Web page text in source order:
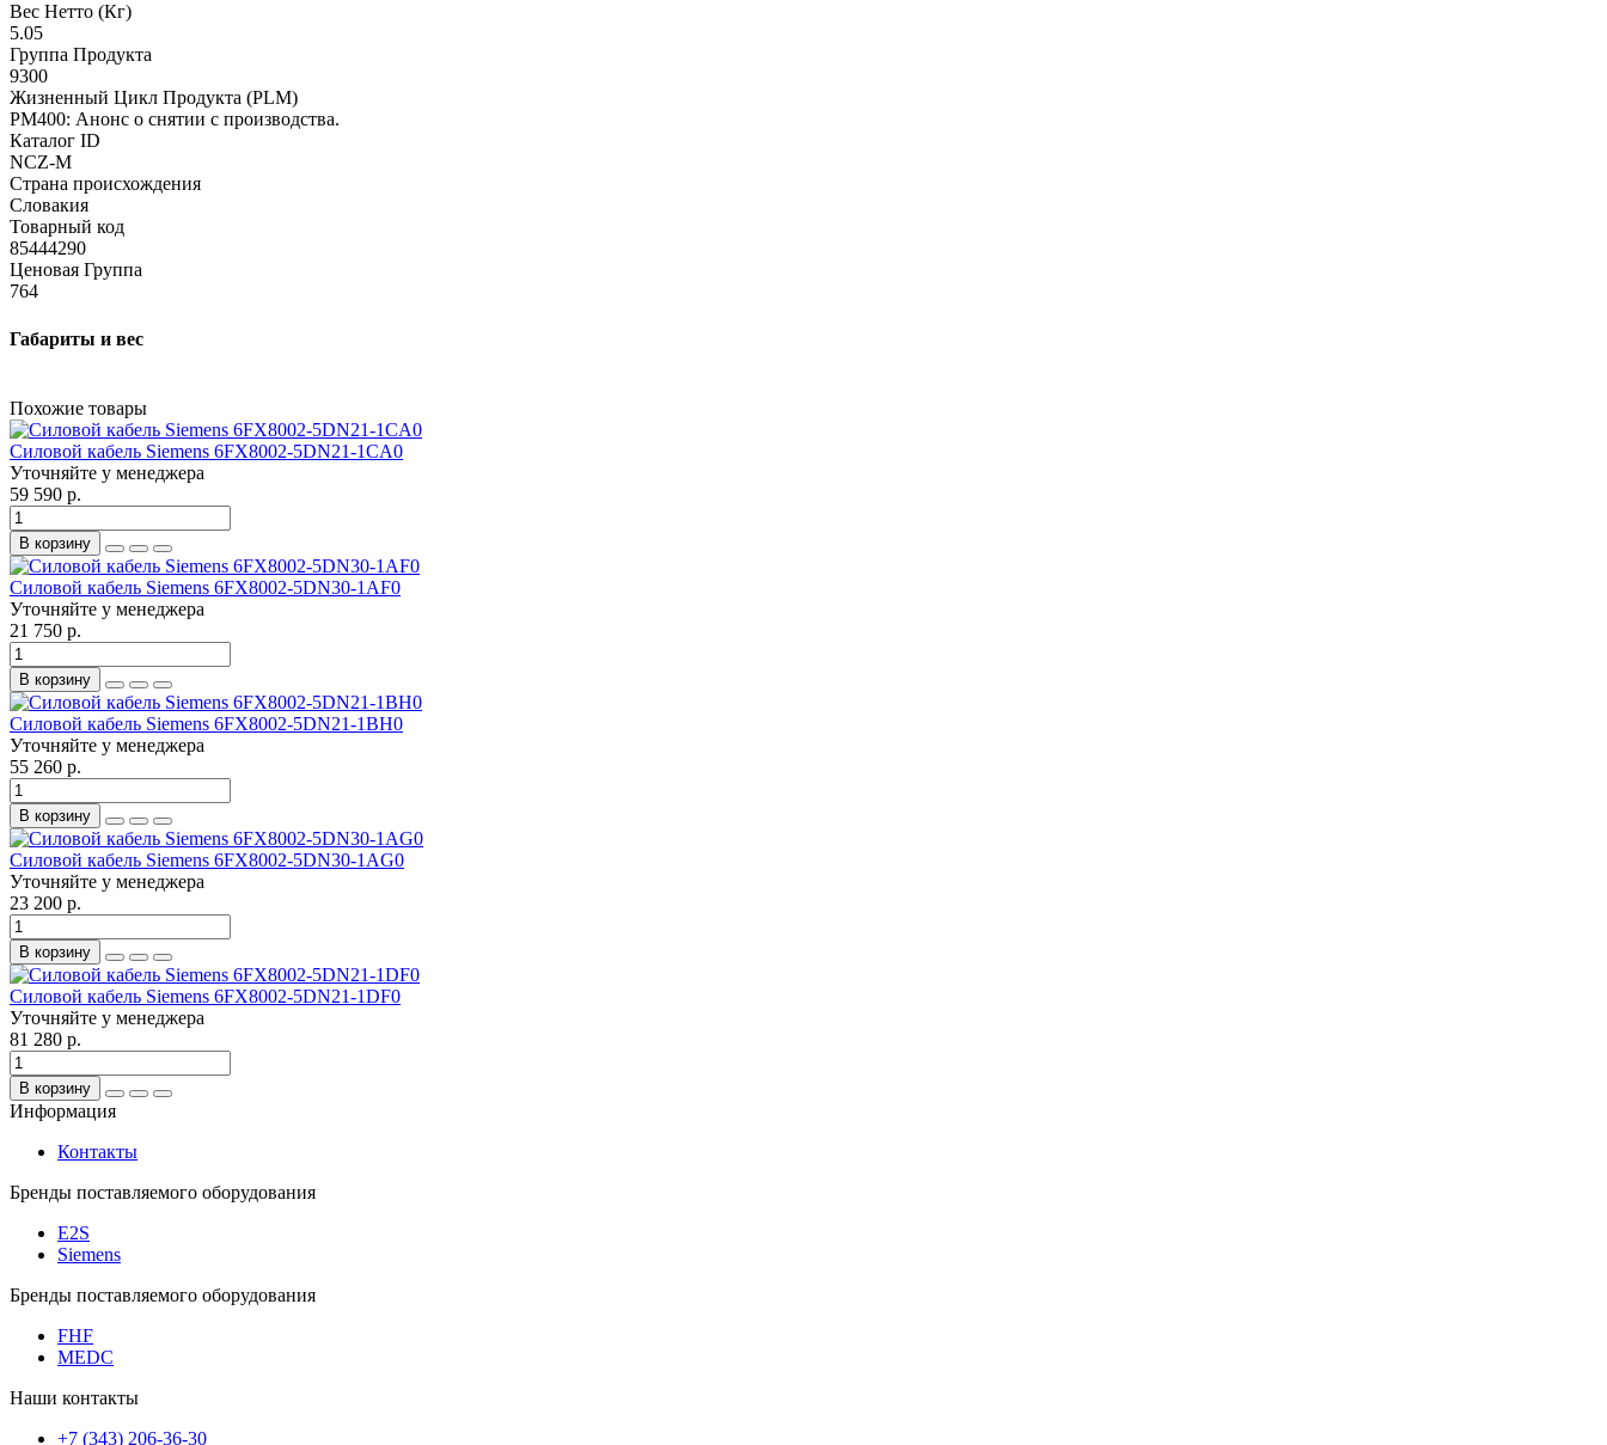
Вес Нетто (Кг)
5.05
Группа Продукта
9300
Жизненный Цикл Продукта (PLM)
PM400: Анонс о снятии с производства.
Каталог ID
NCZ-M
Страна происхождения
Словакия
Товарный код
85444290
Ценовая Группа
764
Габариты и вес
Похожие товары
Силовой кабель Siemens 6FX8002-5DN21-1CA0
Уточняйте у менеджера
59 590 р.
В корзину
Силовой кабель Siemens 6FX8002-5DN30-1AF0
Уточняйте у менеджера
21 750 р.
В корзину
Силовой кабель Siemens 6FX8002-5DN21-1BH0
Уточняйте у менеджера
55 260 р.
В корзину
Силовой кабель Siemens 6FX8002-5DN30-1AG0
Уточняйте у менеджера
23 200 р.
В корзину
Силовой кабель Siemens 6FX8002-5DN21-1DF0
Уточняйте у менеджера
81 280 р.
В корзину
Информация
Контакты
Бренды поставляемого оборудования
E2S
Siemens
Бренды поставляемого оборудования
FHF
MEDC
Наши контакты
+7 (343) 206-36-30